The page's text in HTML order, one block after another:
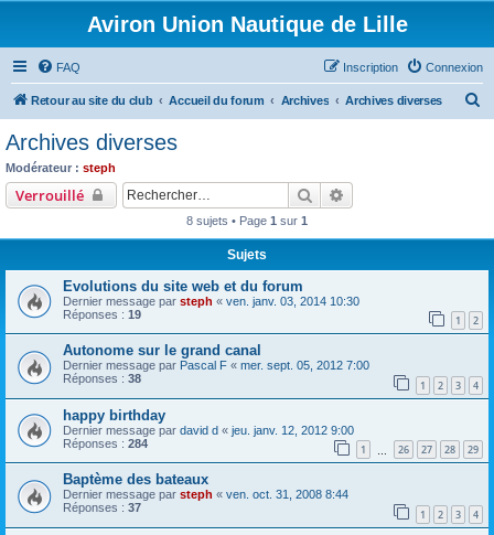
Aviron Union Nautique de Lille
FAQ Connexion
Inscription
Retour au site du club Accueil du forum Archives Archives diverses
e
r
Archives diverses
Modérateur : steph
Verrouillé Rechercher
8 sujets • Page 1 sur 1
Sujets
Evolutions du site web et du forum
Dernier message par steph « ven. janv. 03, 2014 10:30
Réponses : 19 1 2
Autonome sur le grand canal
Dernier message par Pascal F « mer. sept. 05, 2012 7:00
Réponses : 38 1 2 3 4
happy birthday
Dernier message par david d « jeu. janv. 12, 2012 9:00
Réponses : 284 1 26 27 28 29
Baptème des bateaux
Dernier message par steph « ven. oct. 31, 2008 8:44
Réponses : 37 1 2 3 4